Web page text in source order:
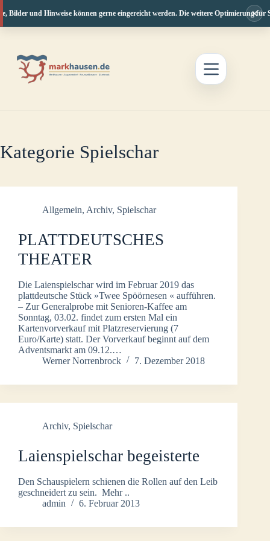
und Hinweise können gerne eingereicht werden. Die weitere Optimierung für
×
springen
Kategorie Spielschar
Allgemein, Archiv, Spielschar
PLATTDEUTSCHES
THEATER
Die Laienspielschar wird im Februar 2019 das
plattdeutsche Stück »Twee Spöörnesen « aufführen.
– Zur Generalprobe mit Senioren-Kaffee am
Sonntag, 03.02. findet zum ersten Mal ein
Kartenvorverkauf mit Platzreservierung (7
Euro/Karte) statt. Der Vorverkauf beginnt auf dem
Adventsmarkt am 09.12.…
Werner Norrenbrock
7. Dezember 2018
Archiv, Spielschar
Laienspielschar begeisterte
Den Schauspielern schienen die Rollen auf den Leib
geschneidert zu sein. Mehr ..
admin
6. Februar 2013